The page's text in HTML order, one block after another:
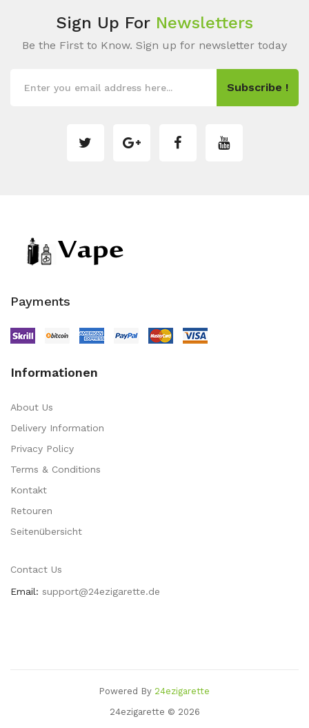
Sign Up For Newsletters
Be the First to Know. Sign up for newsletter today
Subscribe !
Payments
Informationen
About Us
Delivery Information
Privacy Policy
Terms & Conditions
Kontakt
Retouren
Seitenübersicht
Contact Us
Email: support@24ezigarette.de
Powered By 24ezigarette
24ezigarette © 2026